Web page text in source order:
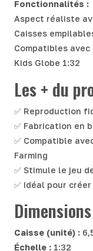
Fonctionnalités :
Aspect réaliste
Caisses
Compatibles
Kids Globe 1:32
Les + du
✅ Reproduction
✅ Fabrication en
✅ Compatible
Farming
✅ Stimule le jeu
✅ Idéal pour
Dimensions
Caisse (unité) :
Échelle : 1:32